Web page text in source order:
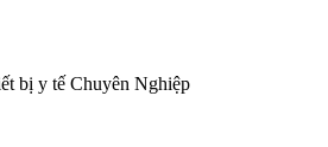
bị y tế Chuyên Nghiệp